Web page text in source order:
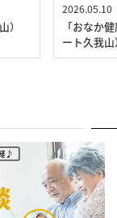
）
2026.05.10
「おなか
ート久我